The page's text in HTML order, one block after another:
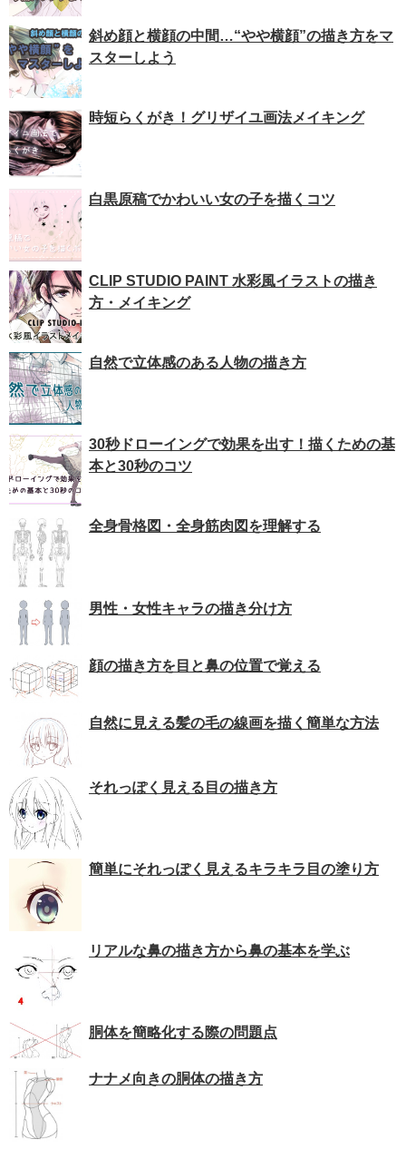
斜め顔と横顔の中間…“やや横顔”の描き方をマ
スターしよう
時短らくがき！グリザイユ画法メイキング
白黒原稿でかわいい女の子を描くコツ
CLIP STUDIO PAINT 水彩風イラストの描き
方・メイキング
自然で立体感のある人物の描き方
30秒ドローイングで効果を出す！描くための基
本と30秒のコツ
全身骨格図・全身筋肉図を理解する
男性・女性キャラの描き分け方
顔の描き方を目と鼻の位置で覚える
自然に見える髪の毛の線画を描く簡単な方法
それっぽく見える目の描き方
簡単にそれっぽく見えるキラキラ目の塗り方
リアルな鼻の描き方から鼻の基本を学ぶ
胴体を簡略化する際の問題点
ナナメ向きの胴体の描き方